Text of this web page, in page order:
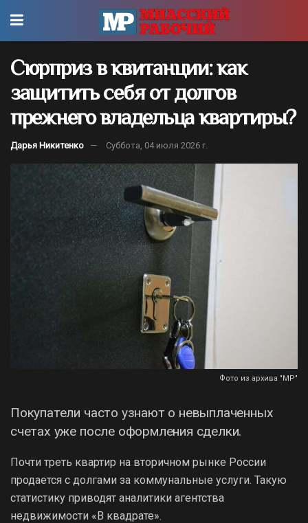
Сюрприз в квитанции: как
защитить себя от долгов
прежнего владельца квартиры?
Дарья Никитенко Суббота, 04 июля 2026 г.
Фото из архива "МР"
Покупатели часто узнают о невыплаченных
счетах уже после оформления сделки.
Почти треть квартир на вторичном рынке России
продается с долгами за коммунальные услуги. Такую
статистику приводят аналитики агентства
недвижимости «В квадрате».